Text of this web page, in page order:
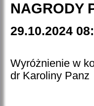
NAGRODY
29.10.2024
Wyróżnienie w
dr Karoliny Panz